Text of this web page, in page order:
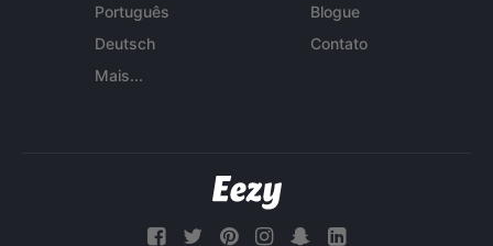
Português
Deutsch
Mais...
Blogue
Contato